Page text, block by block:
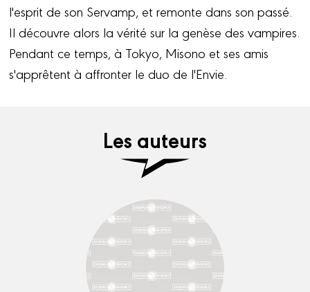
l'esprit de son Servamp, et remonte dans son passé.
Il découvre alors la vérité sur la genèse des vampires.
Pendant ce temps, à Tokyo, Misono et ses amis
s'apprêtent à affronter le duo de l'Envie.
Les auteurs